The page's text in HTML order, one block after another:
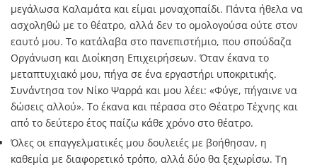
μεγάλωσα Καλαμάτα και είμαι μοναχοπαίδι. Πάντα ήθελα να
ασχοληθώ με το θέατρο, αλλά δεν το ομολογούσα ούτε στον
εαυτό μου. Το κατάλαβα στο πανεπιστήμιο, που σπούδαζα
Οργάνωση και Διοίκηση Επιχειρήσεων. Όταν έκανα το
μεταπτυχιακό μου, πήγα σε ένα εργαστήρι υποκριτικής.
Συνάντησα τον Νίκο Ψαρρά και μου λέει: «Φύγε, πήγαινε να
δώσεις αλλού». Το έκανα και πέρασα στο Θέατρο Τέχνης και
από το δεύτερο έτος παίζω κάθε χρόνο στο θέατρο.
Όλες οι επαγγελματικές μου δουλειές με βοήθησαν, η
καθεμία με διαφορετικό τρόπο, αλλά δύο θα ξεχωρίσω. Τη